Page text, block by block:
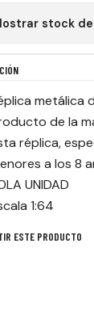
stock
metálica
de la
réplica,
a los 8
UNIDAD
1:64
ESTE PRODUCTO